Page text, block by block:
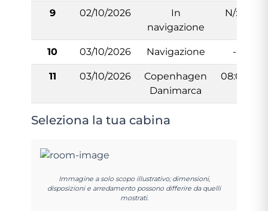
9 02/10/2026
In
navigazione
N/:A
10 03/10/2026 Navigazione -
11 03/10/2026
Copenhagen
Danimarca
08:00
Seleziona la tua cabina
Immagine a solo scopo illustrativo; dimensioni,
disposizioni e arredamento possono differire da quelli
mostrati.